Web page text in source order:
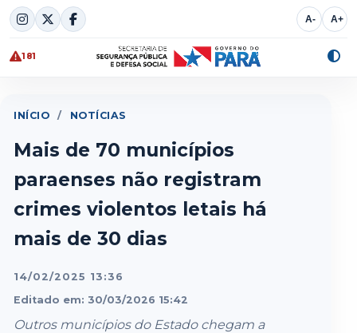
Skip
to
content
A- A+
181
INÍCIO / NOTÍCIAS
Mais de 70 municípios
paraenses não registram
crimes violentos letais há
mais de 30 dias
14/02/2025 13:36
Editado em: 30/03/2026 15:42
Outros municípios do Estado chegam a